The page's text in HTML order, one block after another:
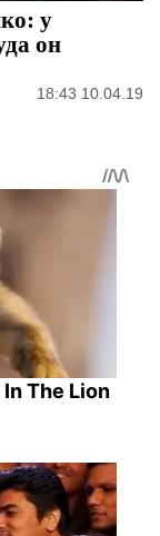
у
он
18:43 10.04.19
The Lion